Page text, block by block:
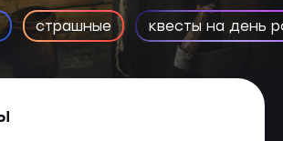
страшные квесты на день